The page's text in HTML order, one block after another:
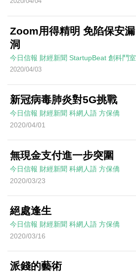
Zoom用得精明 免陷保安漏
洞
今日信報 財經新聞 StartupBeat 創科鬥室
2020/04/03
新冠病毒肺炎對5G挑戰
今日信報 財經新聞 科網人語 方保僑
2020/04/01
無現金支付進一步突圍
今日信報 財經新聞 科網人語 方保僑
2020/03/23
絕處逢生
今日信報 財經新聞 科網人語 方保僑
2020/03/16
派錢的藝術